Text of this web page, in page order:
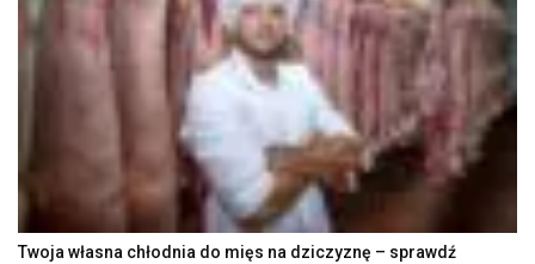
Twoja własna chłodnia do mięs na dziczyznę – sprawdź